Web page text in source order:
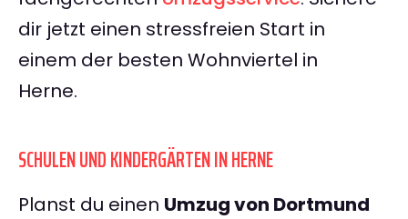
dir jetzt einen stressfreien Start in
einem der besten Wohnviertel in
Herne.
SCHULEN UND KINDERGÄRTEN IN HERNE
Planst du einen Umzug von Dortmund